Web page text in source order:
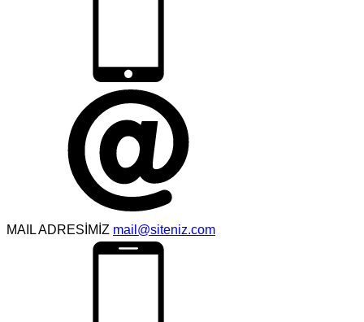
MAIL ADRESİMİZ mail@siteniz.com